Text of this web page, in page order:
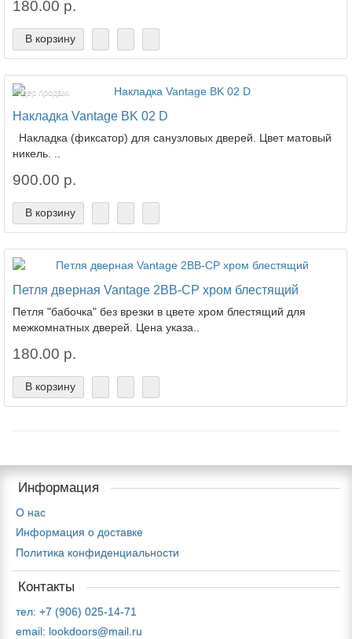
180.00 р.
В корзину
Лидер продаж!
Накладка Vantage BK 02 D
Накладка (фиксатор) для санузловых дверей. Цвет матовый
никель. ..
900.00 р.
В корзину
Петля дверная Vantage 2BB-CP хром блестящий
Петля "бабочка" без врезки в цвете хром блестящий для
межкомнатных дверей. Цена указа..
180.00 р.
В корзину
Информация
О нас
Информация о доставке
Политика конфиденциальности
Контакты
тел: +7 (906) 025-14-71
email: lookdoors@mail.ru